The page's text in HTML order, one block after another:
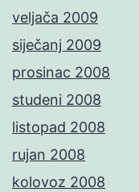
veljača 2009
siječanj 2009
prosinac 2008
studeni 2008
listopad 2008
rujan 2008
kolovoz 2008